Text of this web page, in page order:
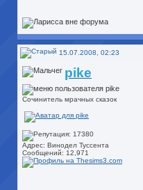
15.07.2008, 02:23
pike
Сочинитель мрачных сказок
Адрес: Винодел Туссента
Сообщений: 12,971